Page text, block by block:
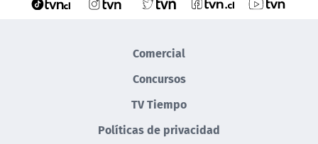
Comercial
Concursos
TV Tiempo
Políticas de privacidad